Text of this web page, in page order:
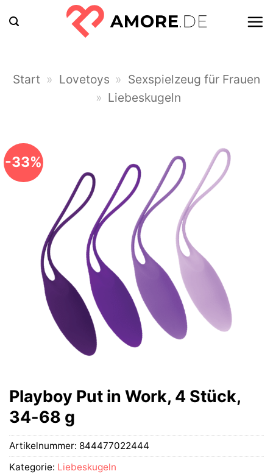
Inhalt
Start » Lovetoys » Sexspielzeug für Frauen
» Liebeskugeln
-33%
Playboy Put in Work, 4 Stück,
34-68 g
Artikelnummer: 844477022444
Kategorie: Liebeskugeln